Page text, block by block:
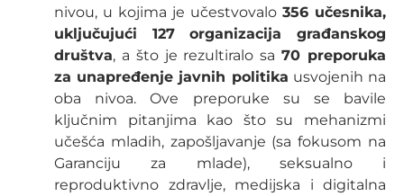
nivou, u kojima je učestvovalo 356 učesnika,
uključujući 127 organizacija građanskog
društva, a što je rezultiralo sa70 preporuka
za unapređenje javnih politika usvojenih na
oba nivoa. Ove preporuke su se bavile
ključnim pitanjima kao što su mehanizmi
učešća mladih, zapošljavanje (sa fokusom na
Garanciju za mlade), seksualno i
reproduktivno zdravlje, medijska i digitalna